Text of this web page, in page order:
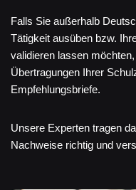
Falls Sie außerhalb
Tätigkeit ausüben bzw.
validieren lassen
Übertragungen Ihrer
Empfehlungsbriefe.
Unsere Experten tragen
Nachweise richtig und